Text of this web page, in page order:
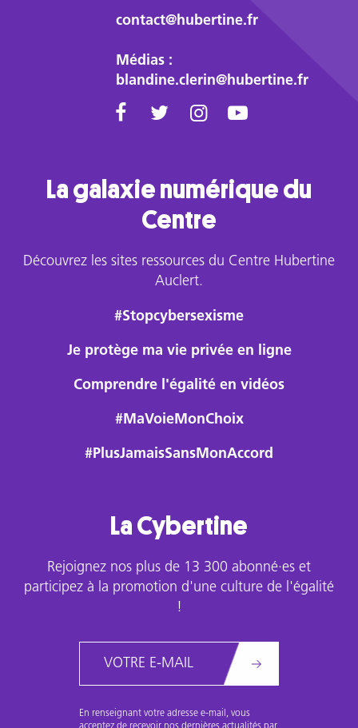
contact@hubertine.fr
Médias :
blandine.clerin@hubertine.fr
La galaxie numérique du
Centre
Découvrez les sites ressources du Centre Hubertine
Auclert.
#Stopcybersexisme
Je protège ma vie privée en ligne
Comprendre l'égalité en vidéos
#MaVoieMonChoix
#PlusJamaisSansMonAccord
La Cybertine
Rejoignez nos plus de 13 300 abonné·es et
participez à la promotion d'une culture de l'égalité
!
En renseignant votre adresse e-mail, vous